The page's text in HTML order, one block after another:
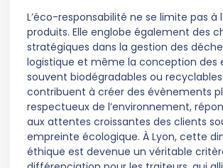
L’éco-responsabilité ne se limite pas à
produits. Elle englobe également des
stratégiques dans la gestion des
logistique et même la conception des
souvent biodégradables ou
contribuent à créer des évènements
respectueux de l’environnement,
aux attentes croissantes des clients
empreinte écologique. À Lyon, cette
éthique est devenue un véritable